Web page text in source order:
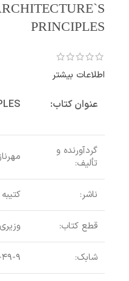
PRINCIPLES
اطلاعات بیشتر
عنوان کتاب:
گردآورنده و
تألیف:
ناشر:
قطع کتاب: وزیری
شابک: